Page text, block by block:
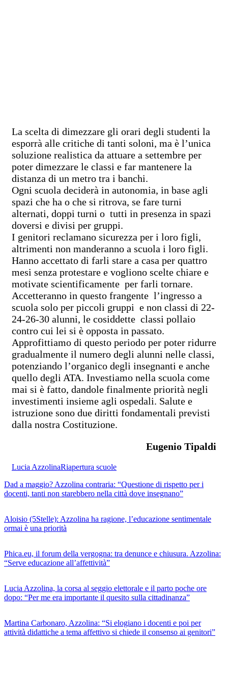
La scelta di dimezzare gli orari degli studenti la
esporrà alle critiche di tanti soloni, ma è l’unica
soluzione realistica da attuare a settembre per
poter dimezzare le classi e far mantenere la
distanza di un metro tra i banchi.
Ogni scuola deciderà in autonomia, in base agli
spazi che ha o che si ritrova, se fare turni
alternati, doppi turni o tutti in presenza in spazi
doversi e divisi per gruppi.
I genitori reclamano sicurezza per i loro figli,
altrimenti non manderanno a scuola i loro figli.
Hanno accettato di farli stare a casa per quattro
mesi senza protestare e vogliono scelte chiare e
motivate scientificamente per farli tornare.
Accetteranno in questo frangente l’ingresso a
scuola solo per piccoli gruppi e non classi di 22-
24-26-30 alunni, le cosiddette classi pollaio
contro cui lei si è opposta in passato.
Approfittiamo di questo periodo per poter ridurre
gradualmente il numero degli alunni nelle classi,
potenziando l’organico degli insegnanti e anche
quello degli ATA. Investiamo nella scuola come
mai si è fatto, dandole finalmente priorità negli
investimenti insieme agli ospedali. Salute e
istruzione sono due diritti fondamentali previsti
dalla nostra Costituzione.
Eugenio Tipaldi
Lucia AzzolinaRiapertura scuole
Dad a maggio? Azzolina contraria: “Questione di rispetto per i
docenti, tanti non starebbero nella città dove insegnano”
Aloisio (5Stelle): Azzolina ha ragione, l’educazione sentimentale
ormai è una priorità
Phica.eu, il forum della vergogna: tra denunce e chiusura. Azzolina:
“Serve educazione all’affettività”
Lucia Azzolina, la corsa al seggio elettorale e il parto poche ore
dopo: “Per me era importante il quesito sulla cittadinanza”
Martina Carbonaro, Azzolina: “Si elogiano i docenti e poi per
attività didattiche a tema affettivo si chiede il consenso ai genitori”